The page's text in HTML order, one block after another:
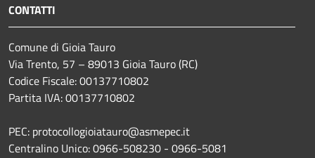
CONTATTI
Comune di Gioia Tauro
Via Trento, 57 – 89013 Gioia Tauro (RC)
Codice Fiscale: 00137710802
Partita IVA: 00137710802
PEC: protocollogioiatauro@asmepec.it
Centralino Unico: 0966-508230 - 0966-5081